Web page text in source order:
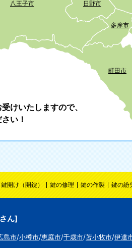
けいたしますので、
い！
多摩市
町田市
日野市
八王子市
鍵開け（開錠） 鍵の修理 鍵の作製 鍵の紛
ん]
島市/小樽市/恵庭市/千歳市/苫小牧市/伊達